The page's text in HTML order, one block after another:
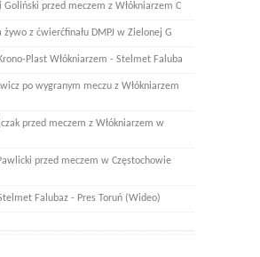
Goliński przed meczem z Włókniarzem C
żywo z ćwierćfinału DMPJ w Zielonej G
Plast Włókniarzem - Stelmet Faluba
po wygranym meczu z Włókniarzem
przed meczem z Włókniarzem w
przed meczem w Częstochowie
Falubaz - Pres Toruń (Wideo)